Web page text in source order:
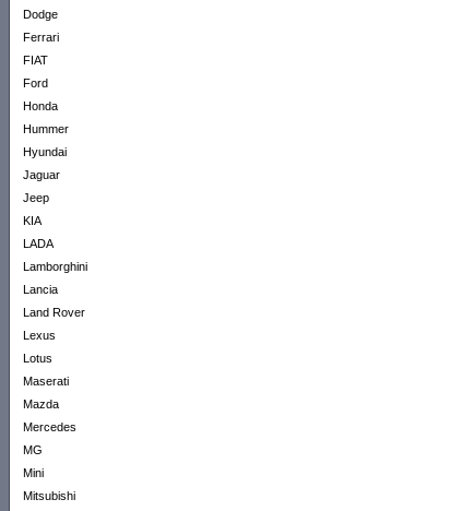
Dodge
Ferrari
FIAT
Ford
Honda
Hummer
Hyundai
Jaguar
Jeep
KIA
LADA
Lamborghini
Lancia
Land Rover
Lexus
Lotus
Maserati
Mazda
Mercedes
MG
Mini
Mitsubishi